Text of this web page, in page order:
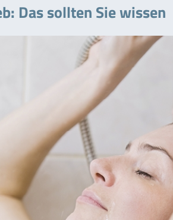
Das sollten Sie wissen